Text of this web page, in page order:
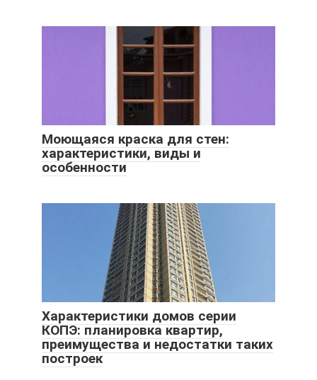
Моющаяся краска для стен:
характеристики, виды и
особенности
Характеристики домов серии
КОПЭ: планировка квартир,
преимущества и недостатки таких
построек